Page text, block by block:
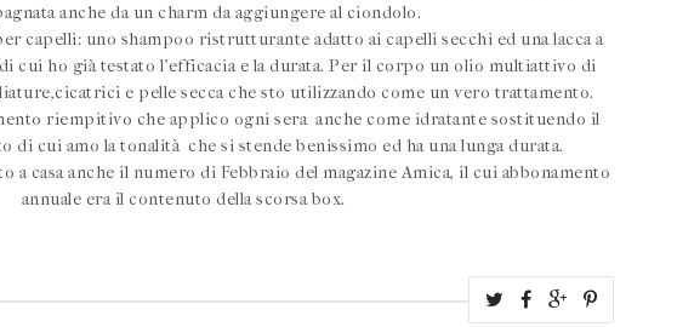
anche da un charm da aggiungere al ciondolo.
capelli: uno shampoo ristrutturante adatto ai capelli secchi ed una lacca a
cui ho già testato l'efficacia e la durata. Per il corpo un olio multiattivo di
e pelle secca che sto utilizzando come un vero trattamento.
riempitivo che applico ogni sera anche come idratante sostituendo il
di cui amo la tonalità che si stende benissimo ed ha una lunga durata.
a casa anche il numero di Febbraio del magazine Amica, il cui abbonamento
annuale era il contenuto della scorsa box.